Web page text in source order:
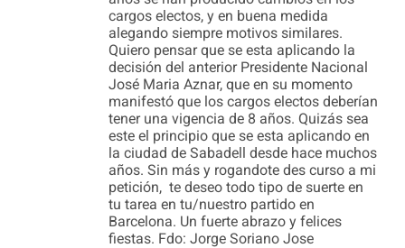
cargos electos, y en buena medida
alegando siempre motivos similares.
Quiero pensar que se esta aplicando la
decisión del anterior Presidente Nacional
José Maria Aznar, que en su momento
manifestó que los cargos electos deberían
tener una vigencia de 8 años. Quizás sea
este el principio que se esta aplicando en
la ciudad de Sabadell desde hace muchos
años. Sin más y rogandote des curso a mi
petición, te deseo todo tipo de suerte en
tu tarea en tu/nuestro partido en
Barcelona. Un fuerte abrazo y felices
fiestas. Fdo: Jorge Soriano Jose